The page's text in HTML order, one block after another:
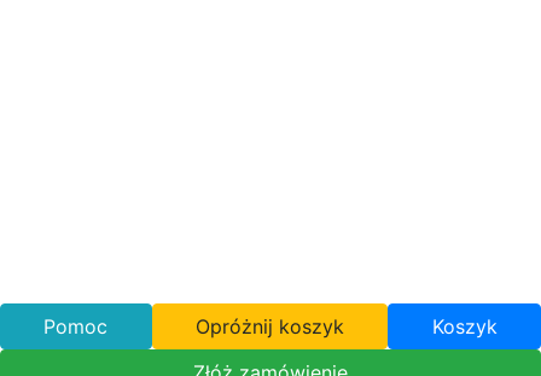
Pomoc Opróżnij koszyk
Koszyk